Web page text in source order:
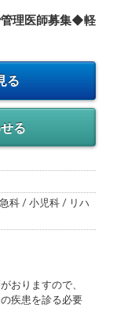
管理医師募集◆軽
る
る
科 / 小児科 / リハ
おりますので、
疾患を診る必要